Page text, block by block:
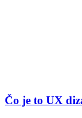
Čo je to UX